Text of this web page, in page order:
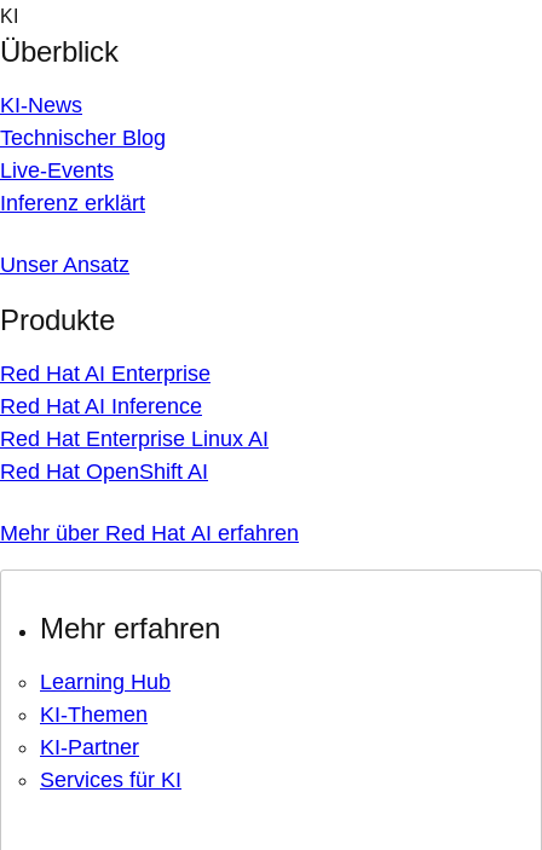
Skip
to
content
KI
Überblick
KI-News
Technischer Blog
Live-Events
Inferenz erklärt
Unser Ansatz
Produkte
Red Hat AI Enterprise
Red Hat AI Inference
Red Hat Enterprise Linux AI
Red Hat OpenShift AI
Mehr über Red Hat AI erfahren
Mehr erfahren
Learning Hub
KI-Themen
KI-Partner
Services für KI